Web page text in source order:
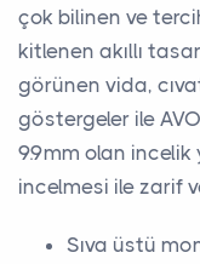
çok bilinen ve
kitlenen akıllı
görünen vida,
göstergeler ile
9.9mm olan incelik
incelmesi ile zarif
Sıva üstü